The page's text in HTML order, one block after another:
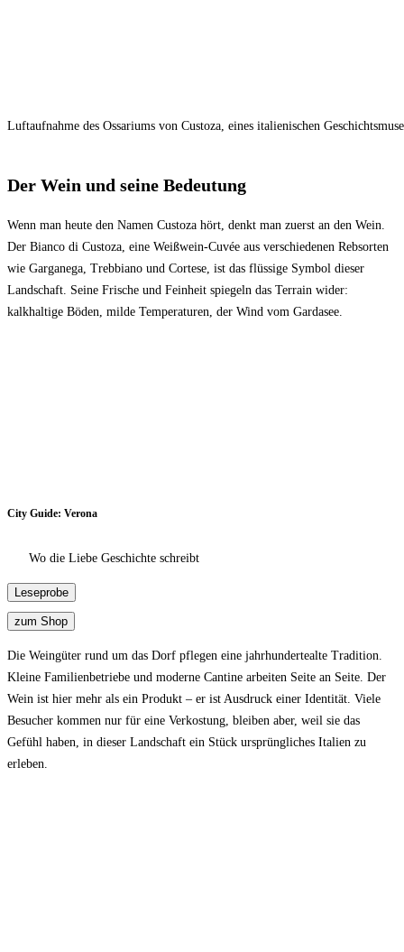
Luftaufnahme des Ossariums von Custoza, eines italienischen
Der Wein und seine Bedeutung
Wenn man heute den Namen Custoza hört, denkt man zuerst an den Wein.
Der Bianco di Custoza, eine Weißwein-Cuvée aus verschiedenen Rebsorten
wie Garganega, Trebbiano und Cortese, ist das flüssige Symbol dieser
Landschaft. Seine Frische und Feinheit spiegeln das Terrain wider:
kalkhaltige Böden, milde Temperaturen, der Wind vom Gardasee.
City Guide: Verona
Wo die Liebe Geschichte schreibt
Die Weingüter rund um das Dorf pflegen eine jahrhundertealte Tradition.
Kleine Familienbetriebe und moderne Cantine arbeiten Seite an Seite. Der
Wein ist hier mehr als ein Produkt – er ist Ausdruck einer Identität. Viele
Besucher kommen nur für eine Verkostung, bleiben aber, weil sie das
Gefühl haben, in dieser Landschaft ein Stück ursprüngliches Italien zu
erleben.